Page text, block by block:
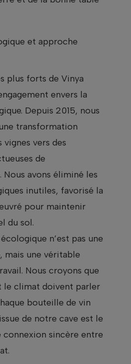
et approche
plus forts de Vinya
envers la
Depuis 2015, nous
transformation
vers des
de
Nous avons éliminé les
inutiles, favorisé la
pour maintenir
du sol.
n’est pas une
mais une véritable
Nous croyons que
le climat doivent parler
bouteille de vin
de notre cave est le
sincère entre